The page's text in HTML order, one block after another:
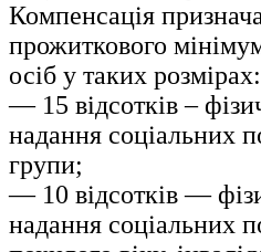
Компенсація
прожиткового
осіб у таких розмірах:
— 15 відсотків –
надання соціальних
групи;
— 10 відсотків —
надання соціальних